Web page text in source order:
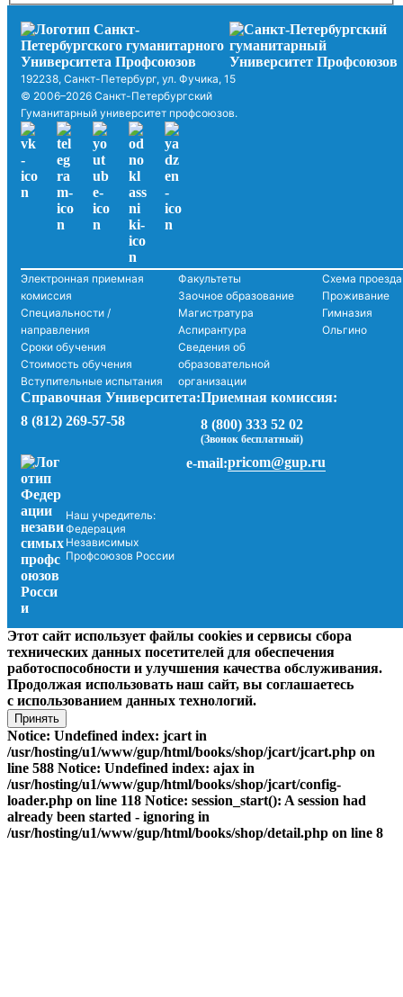
192238, Санкт-Петербург, ул. Фучика, 15
© 2006–2026 Санкт-Петербургский
Гуманитарный университет профсоюзов.
Электронная приемная
комиссия
Специальности /
направления
Сроки обучения
Стоимость обучения
Вступительные испытания
Факультеты
Заочное образование
Магистратура
Аспирантура
Сведения об
образовательной
организации
Схема проезда
Проживание
Гимназия
Ольгино
Справочная Университета:
8 (812) 269-57-58
Приемная комиссия:
8 (800) 333 52 02
(Звонок бесплатный)
Наш учредитель:
Федерация
Независимых
Профсоюзов России
e-mail:pricom@gup.ru
Этот сайт использует файлы cookies и сервисы сбора
технических данных посетителей для обеспечения
работоспособности и улучшения качества обслуживания.
Продолжая использовать наш сайт, вы соглашаетесь
с использованием данных технологий.
Принять
Notice: Undefined index: jcart in
/usr/hosting/u1/www/gup/html/books/shop/jcart/jcart.php on
line 588 Notice: Undefined index: ajax in
/usr/hosting/u1/www/gup/html/books/shop/jcart/config-
loader.php on line 118 Notice: session_start(): A session had
already been started - ignoring in
/usr/hosting/u1/www/gup/html/books/shop/detail.php on line 8